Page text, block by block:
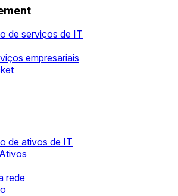
de serviços de IT
empresariais
de ativos de IT
rede